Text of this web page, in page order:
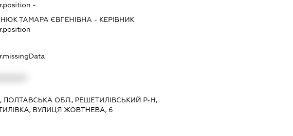
-
ТАМАРА ЄВГЕНІВНА - КЕРІВНИК
-
ПОЛТАВСЬКА ОБЛ., РЕШЕТИЛІВСЬКИЙ Р-Н,
ВУЛИЦЯ ЖОВТНЕВА, 6